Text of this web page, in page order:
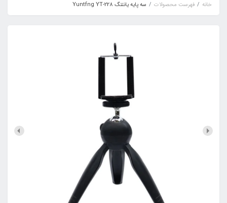
خانه فهرست محصولات سه پایه یانتنگ Yuntfng YT-228